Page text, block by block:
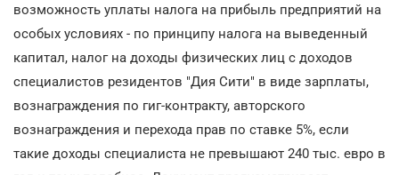
возможность уплаты налога на прибыль предприятий на
особых условиях - по принципу налога на выведенный
капитал, налог на доходы физических лиц с доходов
специалистов резидентов "Дия Сити" в виде зарплаты,
вознаграждения по гиг-контракту, авторского
вознаграждения и перехода прав по ставке 5%, если
такие доходы специалиста не превышают 240 тыс. евро в